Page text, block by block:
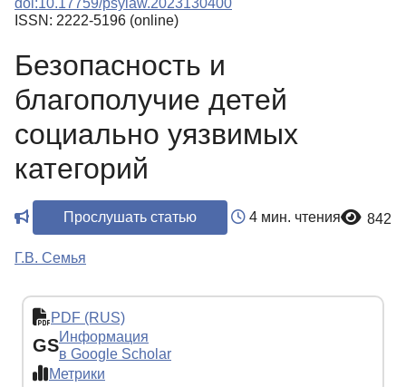
КЛЮЧЕВЫЕ СЛОВА
Регистрация
doi:10.17759/psylaw.2023130400
ISSN: 2222-5196 (online)
Безопасность и
благополучие детей
социально уязвимых
категорий
Прослушать статью 4 мин. чтения 842
Г.В. Семья
PDF (RUS)
GSИнформация
в Google Scholar
Метрики